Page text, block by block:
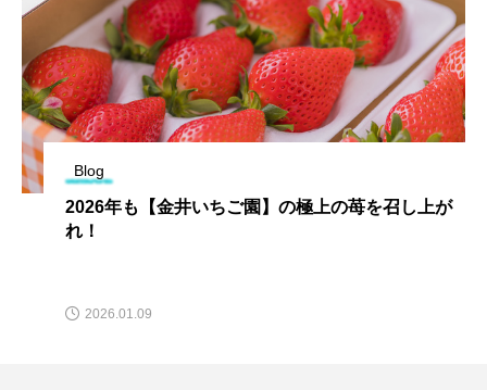
Blog
2026年も【金井いちご園】の極上の苺を召し上が
れ！
2026.01.09